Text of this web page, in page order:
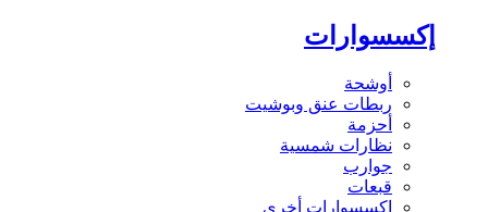
إكسسوارات
أوشحة
ربطات عنق وبوشيت
أحزمة
نظارات شمسية
جوارب
قبعات
إكسسوارات أخرى